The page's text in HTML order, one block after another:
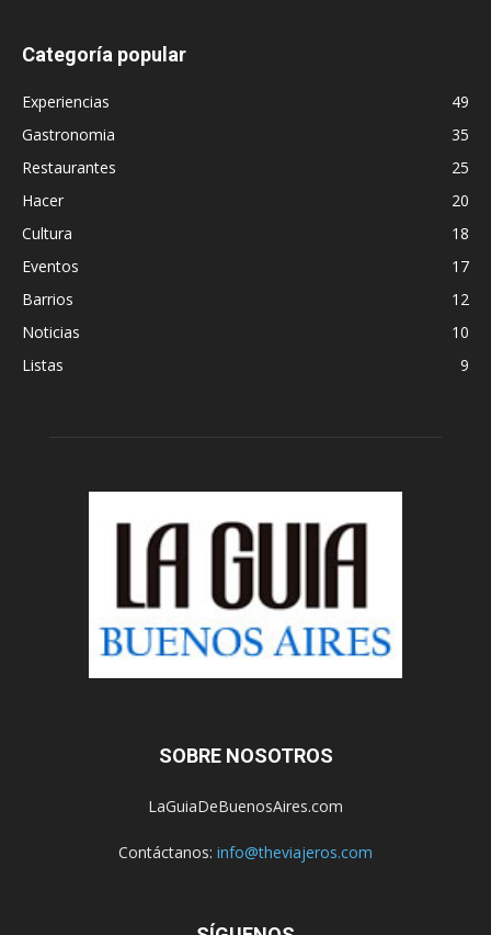
Categoría popular
Experiencias
49
Gastronomia
35
Restaurantes
25
Hacer
20
Cultura
18
Eventos
17
Barrios
12
Noticias
10
Listas
9
SOBRE NOSOTROS
LaGuiaDeBuenosAires.com
Contáctanos: info@theviajeros.com